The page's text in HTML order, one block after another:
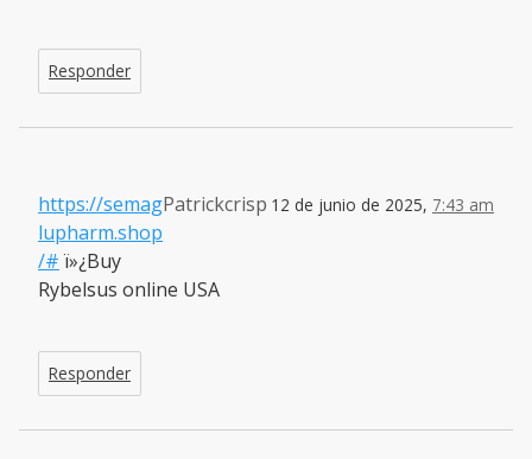
Responder
Patrickcrisp 12 de junio de 2025, 7:43 am
https://semag
lupharm.shop
/#ï»¿Buy
Rybelsus online USA
Responder